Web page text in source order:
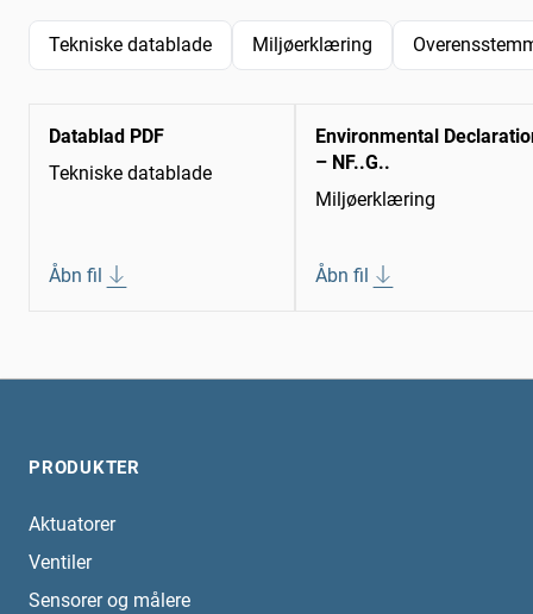
Tekniske datablade Miljøerklæring
Datablad PDF
Tekniske datablade
Åbn fil
Environmental
– NF..G..
Miljøerklæring
Åbn fil
PRODUKTER
Aktuatorer
Ventiler
Sensorer og målere